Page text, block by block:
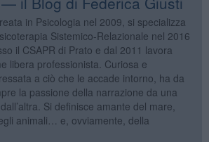
in Psicologia nel 2009, si specializza
Sistemico-Relazionale nel 2016
il CSAPR di Prato e dal 2011 lavora
libera professionista. Curiosa e
a ciò che le accade intorno, ha da
la passione della narrazione da una
Si definisce amante del mare,
animali… e, ovviamente, della